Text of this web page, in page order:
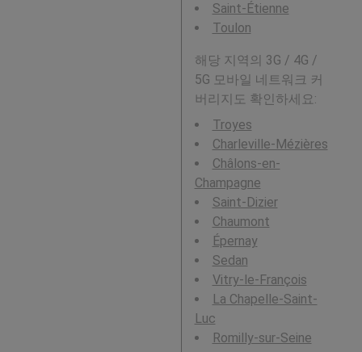
Saint-Étienne
Toulon
해당 지역의 3G / 4G /
5G 모바일 네트워크 커
버리지도 확인하세요:
Troyes
Charleville-Mézières
Châlons-en-
Champagne
Saint-Dizier
Chaumont
Épernay
Sedan
Vitry-le-François
La Chapelle-Saint-
Luc
Romilly-sur-Seine